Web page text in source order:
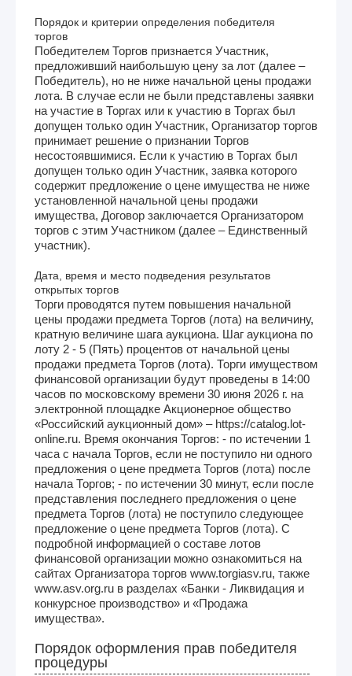
Порядок и критерии определения победителя
торгов
Победителем Торгов признается Участник,
предложивший наибольшую цену за лот (далее –
Победитель), но не ниже начальной цены продажи
лота. В случае если не были представлены заявки
на участие в Торгах или к участию в Торгах был
допущен только один Участник, Организатор торгов
принимает решение о признании Торгов
несостоявшимися. Если к участию в Торгах был
допущен только один Участник, заявка которого
содержит предложение о цене имущества не ниже
установленной начальной цены продажи
имущества, Договор заключается Организатором
торгов с этим Участником (далее – Единственный
участник).
Дата, время и место подведения результатов
открытых торгов
Торги проводятся путем повышения начальной
цены продажи предмета Торгов (лота) на величину,
кратную величине шага аукциона. Шаг аукциона по
лоту 2 - 5 (Пять) процентов от начальной цены
продажи предмета Торгов (лота). Торги имуществом
финансовой организации будут проведены в 14:00
часов по московскому времени 30 июня 2026 г. на
электронной площадке Акционерное общество
«Российский аукционный дом» – https://catalog.lot-
online.ru. Время окончания Торгов: - по истечении 1
часа с начала Торгов, если не поступило ни одного
предложения о цене предмета Торгов (лота) после
начала Торгов; - по истечении 30 минут, если после
представления последнего предложения о цене
предмета Торгов (лота) не поступило следующее
предложение о цене предмета Торгов (лота). С
подробной информацией о составе лотов
финансовой организации можно ознакомиться на
сайтах Организатора торгов www.torgiasv.ru, также
www.asv.org.ru в разделах «Банки - Ликвидация и
конкурсное производство» и «Продажа
имущества».
Порядок оформления прав победителя
процедуры